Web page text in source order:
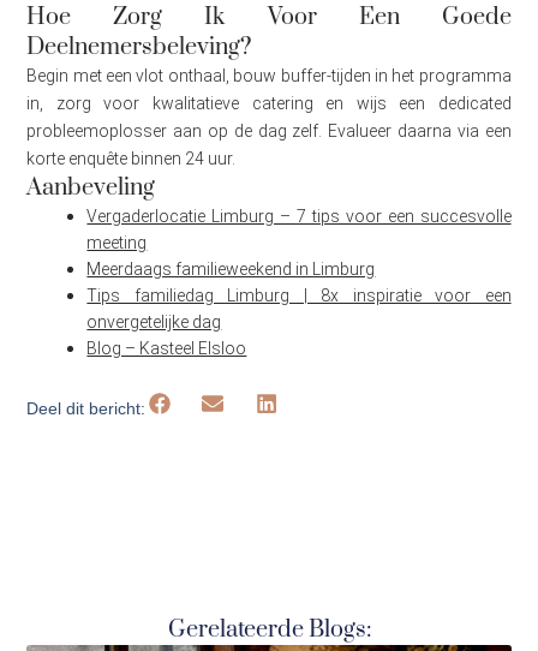
Hoe Zorg Ik Voor Een Goede
Deelnemersbeleving?
Begin met een vlot onthaal, bouw buffer-tijden in het programma
in, zorg voor kwalitatieve catering en wijs een dedicated
probleemoplosser aan op de dag zelf. Evalueer daarna via een
korte enquête binnen 24 uur.
Aanbeveling
Vergaderlocatie Limburg – 7 tips voor een succesvolle
meeting
Meerdaags familieweekend in Limburg
Tips familiedag Limburg | 8x inspiratie voor een
onvergetelijke dag
Blog – Kasteel Elsloo
Deel dit bericht:
Gerelateerde Blogs: